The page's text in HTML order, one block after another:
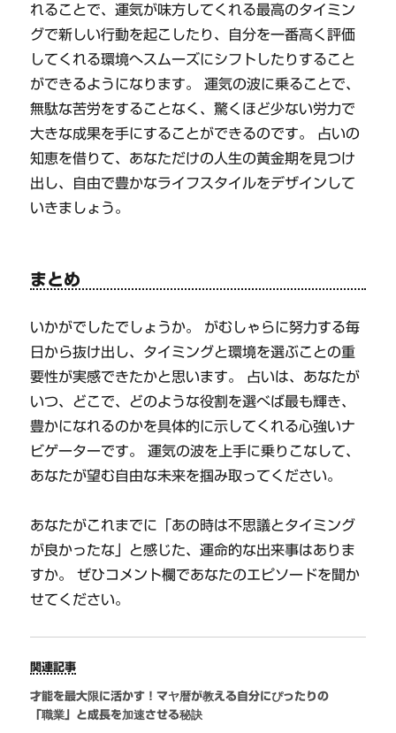
れることで、運気が味方してくれる最高のタイミン
グで新しい行動を起こしたり、自分を一番高く評価
してくれる環境へスムーズにシフトしたりすること
ができるようになります。 運気の波に乗ることで、
無駄な苦労をすることなく、驚くほど少ない労力で
大きな成果を手にすることができるのです。 占いの
知恵を借りて、あなただけの人生の黄金期を見つけ
出し、自由で豊かなライフスタイルをデザインして
いきましょう。
まとめ
いかがでしたでしょうか。 がむしゃらに努力する毎
日から抜け出し、タイミングと環境を選ぶことの重
要性が実感できたかと思います。 占いは、あなたが
いつ、どこで、どのような役割を選べば最も輝き、
豊かになれるのかを具体的に示してくれる心強いナ
ビゲーターです。 運気の波を上手に乗りこなして、
あなたが望む自由な未来を掴み取ってください。
あなたがこれまでに「あの時は不思議とタイミング
が良かったな」と感じた、運命的な出来事はありま
すか。 ぜひコメント欄であなたのエピソードを聞か
せてください。
関連記事
才能を最大限に活かす！マヤ暦が教える自分にぴったりの
「職業」と成長を加速させる秘訣